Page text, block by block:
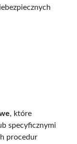
, które
specyficznymi
procedur